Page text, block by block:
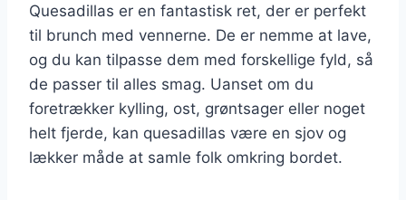
Quesadillas er en fantastisk ret, der er perfekt
til brunch med vennerne. De er nemme at lave,
og du kan tilpasse dem med forskellige fyld, så
de passer til alles smag. Uanset om du
foretrækker kylling, ost, grøntsager eller noget
helt fjerde, kan quesadillas være en sjov og
lækker måde at samle folk omkring bordet.